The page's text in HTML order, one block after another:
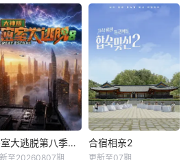
密室大逃脱第八季大神版
至20260807期
合宿相亲2
更新至07期